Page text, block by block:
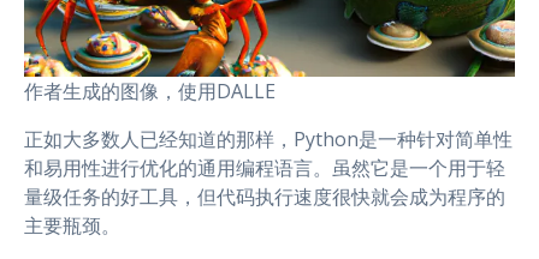
作者生成的图像，使用DALLE
正如大多数人已经知道的那样，Python是一种针对简单性
和易用性进行优化的通用编程语言。虽然它是一个用于轻
量级任务的好工具，但代码执行速度很快就会成为程序的
主要瓶颈。